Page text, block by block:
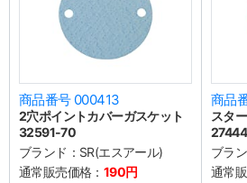
商品番号 000413
2穴ポイントカバーガスケット
32591-70
ブランド： SR(エスアール)
通常販売価格： 190円
商品
スタ
ブラ
通常